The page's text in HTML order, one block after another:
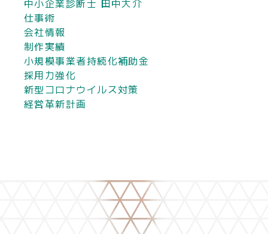
中小企業診断士 田中大介
仕事術
会社情報
制作実績
小規模事業者持続化補助金
採用力強化
新型コロナウイルス対策
経営革新計画